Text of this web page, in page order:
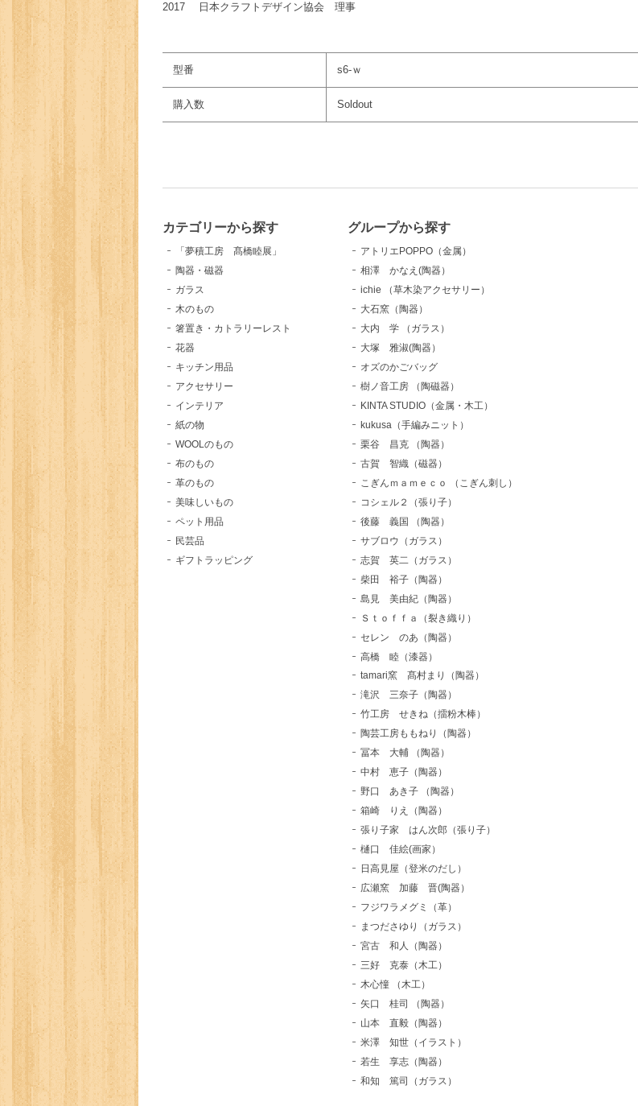
2017 日本クラフトデザイン協会 理事
型番 s6-ｗ
購入数 Soldout
カテゴリーから探す
「夢積工房 髙橋睦展」
陶器・磁器
ガラス
木のもの
箸置き・カトラリーレスト
花器
キッチン用品
アクセサリー
インテリア
紙の物
WOOLのもの
布のもの
革のもの
美味しいもの
ペット用品
民芸品
ギフトラッピング
グループから探す
アトリエPOPPO（金属）
相澤 かなえ(陶器）
ichie （草木染アクセサリー）
大石窯（陶器）
大内 学 （ガラス）
大塚 雅淑(陶器）
オズのかごバッグ
樹ノ音工房 （陶磁器）
KINTA STUDIO（金属・木工）
kukusa（手編みニット）
栗谷 昌克 （陶器）
古賀 智織（磁器）
こぎんｍａｍｅｃｏ （こぎん刺し）
コシェル２（張り子）
後藤 義国 （陶器）
サブロウ（ガラス）
志賀 英二（ガラス）
柴田 裕子（陶器）
島見 美由紀（陶器）
Ｓｔｏｆｆａ（裂き織り）
セレン のあ（陶器）
高橋 睦（漆器）
tamari窯 髙村まり（陶器）
滝沢 三奈子（陶器）
竹工房 せきね（擂粉木棒）
陶芸工房ももねり（陶器）
冨本 大輔 （陶器）
中村 恵子（陶器）
野口 あき子 （陶器）
箱崎 りえ（陶器）
張り子家 はん次郎（張り子）
樋口 佳絵(画家）
日高見屋（登米のだし）
広瀬窯 加藤 晋(陶器）
フジワラメグミ（革）
まつださゆり（ガラス）
宮古 和人（陶器）
三好 克泰（木工）
木心憧 （木工）
矢口 桂司 （陶器）
山本 直毅（陶器）
米澤 知世（イラスト）
若生 享志（陶器）
和知 篤司（ガラス）